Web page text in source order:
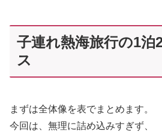
子連れ熱海旅行の1泊
ス
まずは全体像を表でまとめます。
今回は、無理に詰め込みすぎず、